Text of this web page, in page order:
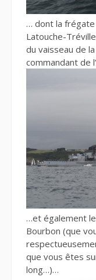
… dont la frégate
Latouche-
du vaisseau de
commandant de
…et également
Bourbon (que
que vous êtes
long…)…